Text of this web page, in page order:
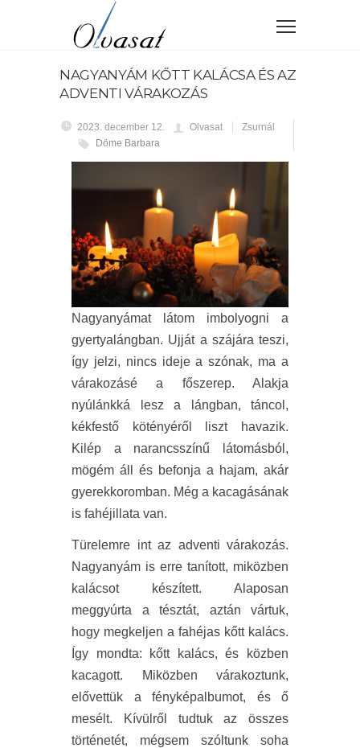
NAGYANYÁM KŐTT KALÁCSA ÉS AZ
ADVENTI VÁRAKOZÁS
2023. december 12. Olvasat
Zsurnál
Döme Barbara
Nagyanyámat látom imbolyogni a
gyertyalángban. Ujját a szájára teszi,
így jelzi, nincs ideje a szónak, ma a
várakozásé a főszerep. Alakja
nyúlánkká lesz a lángban, táncol,
kékfestő kötényéről liszt havazik.
Kilép a narancsszínű látomásból,
mögém áll és befonja a hajam, akár
gyerekkoromban. Még a kacagásának
is fahéjillata van.
Türelemre int az adventi várakozás.
Nagyanyám is erre tanított, miközben
kalácsot készített. Alaposan
meggyúrta a tésztát, aztán vártuk,
hogy megkeljen a fahéjas kőtt kalács.
Így mondta: kőtt kalács, és közben
kacagott. Miközben várakoztunk,
elővettük a fényképalbumot, és ő
mesélt. Kívülről tudtuk az összes
történetét, mégsem szóltunk soha